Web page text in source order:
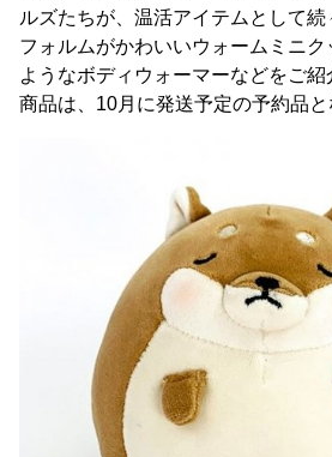
ルズたちが、温活アイテムとして
フォルムがかわいいウォームミニ
ようなボディウォーマーなどをご紹
商品は、10月に発送予定の予約品と